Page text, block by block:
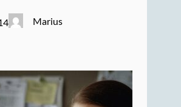
Marius